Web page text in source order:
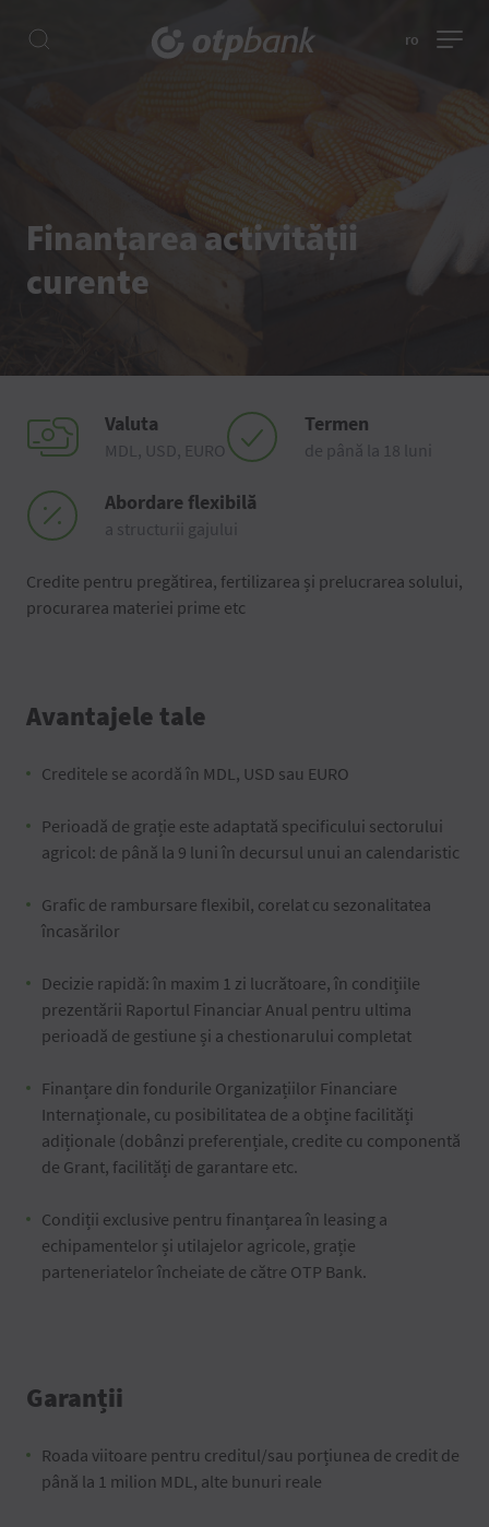
ro
Finanțarea activității
curente
Valuta
MDL, USD, EURO
Termen
de până la 18 luni
Abordare flexibilă
a structurii gajului
Credite pentru pregătirea, fertilizarea și prelucrarea solului,
procurarea materiei prime etc
Avantajele tale
Creditele se acordă în MDL, USD sau EURO
Perioadă de grație este adaptată specificului sectorului
agricol: de până la 9 luni în decursul unui an calendaristic
Grafic de rambursare flexibil, corelat cu sezonalitatea
încasărilor
Decizie rapidă: în maxim 1 zi lucrătoare, în condițiile
prezentării Raportul Financiar Anual pentru ultima
perioadă de gestiune și a chestionarului completat
Finanțare din fondurile Organizațiilor Financiare
Internaționale, cu posibilitatea de a obține facilități
adiționale (dobânzi preferențiale, credite cu componentă
de Grant, facilități de garantare etc.
Condiții exclusive pentru finanțarea în leasing a
echipamentelor și utilajelor agricole, grație
parteneriatelor încheiate de către OTP Bank.
Garanții
Roada viitoare pentru creditul/sau porțiunea de credit de
până la 1 milion MDL, alte bunuri reale